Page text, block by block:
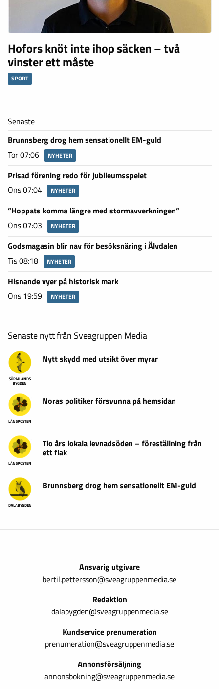
Hofors knöt inte ihop säcken – två
vinster ett måste
SPORT
Senaste
Brunnsberg drog hem sensationellt EM-guld
Tor 07:06
NYHETER
Prisad förening redo för jubileumsspelet
Ons 07:04
NYHETER
”Hoppats komma längre med stormavverkningen”
Ons 07:03
NYHETER
Godsmagasin blir nav för besöksnäring i Älvdalen
Tis 08:18
NYHETER
Hisnande vyer på historisk mark
Ons 19:59
NYHETER
Senaste nytt från Sveagruppen Media
SÖRMLANDS
BYGDEN
Nytt skydd med utsikt över myrar
LÄNSPOSTEN
Noras politiker försvunna på hemsidan
LÄNSPOSTEN
Tio års lokala levnadsöden – föreställning från
ett flak
DALABYGDEN
Brunnsberg drog hem sensationellt EM-guld
Ansvarig utgivare
bertil.pettersson@sveagruppenmedia.se
Redaktion
dalabygden@sveagruppenmedia.se
Kundservice prenumeration
prenumeration@sveagruppenmedia.se
Annonsförsäljning
annonsbokning@sveagruppenmedia.se